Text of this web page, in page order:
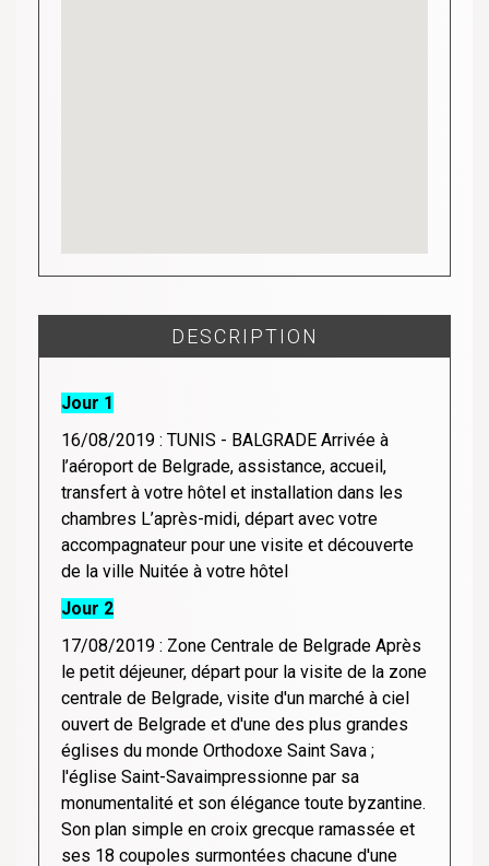
DESCRIPTION
Jour 1
16/08/2019 : TUNIS - BALGRADE Arrivée à
l’aéroport de Belgrade, assistance, accueil,
transfert à votre hôtel et installation dans les
chambres L’après-midi, départ avec votre
accompagnateur pour une visite et découverte
de la ville Nuitée à votre hôtel
Jour 2
17/08/2019 : Zone Centrale de Belgrade Après
le petit déjeuner, départ pour la visite de la zone
centrale de Belgrade, visite d'un marché à ciel
ouvert de Belgrade et d'une des plus grandes
églises du monde Orthodoxe Saint Sava ;
l'église Saint-Savaimpressionne par sa
monumentalité et son élégance toute byzantine.
Son plan simple en croix grecque ramassée et
ses 18 coupoles surmontées chacune d'une